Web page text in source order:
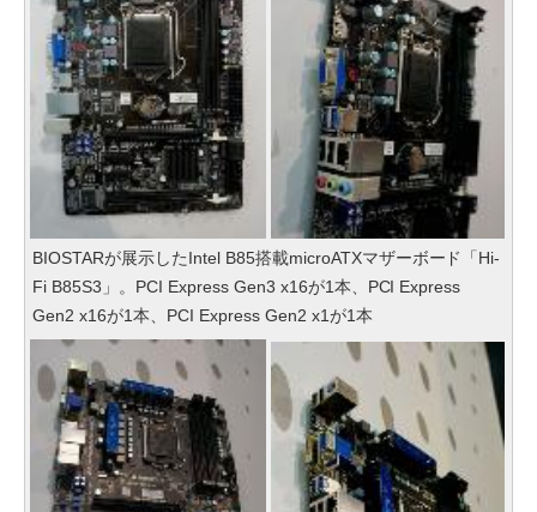
BIOSTARが展示したIntel B85搭載microATXマザーボード「Hi-
Fi B85S3」。PCI Express Gen3 x16が1本、PCI Express
Gen2 x16が1本、PCI Express Gen2 x1が1本